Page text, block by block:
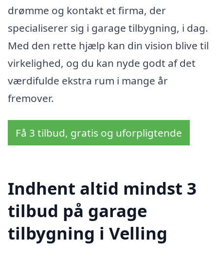
drømme og kontakt et firma, der
specialiserer sig i garage tilbygning, i dag.
Med den rette hjælp kan din vision blive til
virkelighed, og du kan nyde godt af det
værdifulde ekstra rum i mange år
fremover.
Få 3 tilbud, gratis og uforpligtende
Indhent altid mindst 3
tilbud på garage
tilbygning i Velling